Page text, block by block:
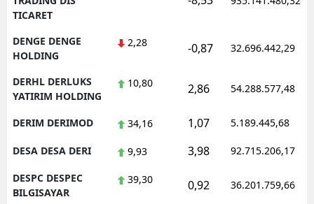
TICARET
DENGE DENGE
HOLDING
2,28 -0,87 32.696.442,29
DERHL DERLUKS
YATIRIM HOLDING
10,80 2,86 54.288.577,48
DERIM DERIMOD 34,16 1,07 5.189.445,68
DESA DESA DERI 9,93 3,98 92.715.206,17
DESPC DESPEC
BILGISAYAR
39,30 0,92 36.201.759,66